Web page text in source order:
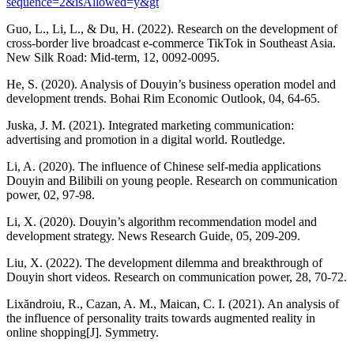
Guo, L., Li, L., & Du, H. (2022). Research on the development of
cross-border live broadcast e-commerce TikTok in Southeast Asia.
New Silk Road: Mid-term, 12, 0092-0095.
He, S. (2020). Analysis of Douyin’s business operation model and
development trends. Bohai Rim Economic Outlook, 04, 64-65.
Juska, J. M. (2021). Integrated marketing communication:
advertising and promotion in a digital world. Routledge.
Li, A. (2020). The influence of Chinese self-media applications
Douyin and Bilibili on young people. Research on communication
power, 02, 97-98.
Li, X. (2020). Douyin’s algorithm recommendation model and
development strategy. News Research Guide, 05, 209-209.
Liu, X. (2022). The development dilemma and breakthrough of
Douyin short videos. Research on communication power, 28, 70-72.
Lixăndroiu, R., Cazan, A. M., Maican, C. I. (2021). An analysis of
the influence of personality traits towards augmented reality in
online shopping[J]. Symmetry.